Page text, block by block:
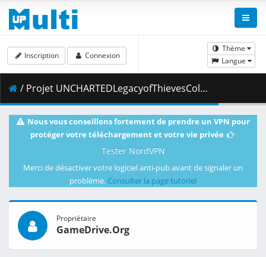
Thème
Langue
Inscription Connexion
/ Projet UNCHARTEDLegacyofThievesCollection-FLT.10GB-GameDrive.Org.torrent (a9f9bdc2f110e1cf23748d8d4f27cdd9)
Nous vous conseillons fortement de prendre un VPN pour
protéger votre téléchargement et votre vie privée
Tester NordVPN
Merci de désactiver votre logiciel anti-pub avant de signaler un
problème. Consulter la page tutoriel
Propriétaire
GameDrive.Org